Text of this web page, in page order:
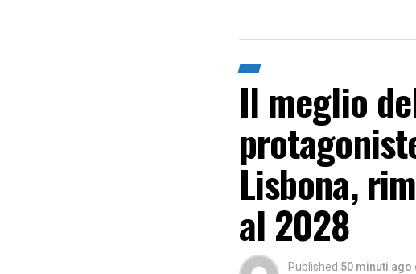
Il meglio
Lisbona,
al 2028
Published 50 minuti ago